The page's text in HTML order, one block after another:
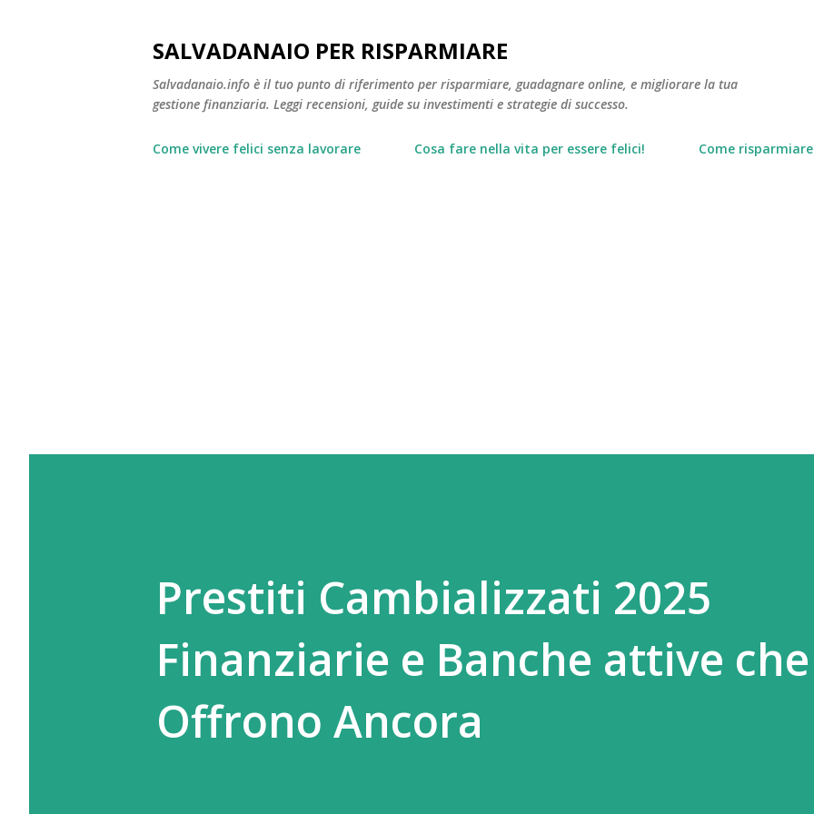
SALVADANAIO PER RISPARMIARE
Salvadanaio.info è il tuo punto di riferimento per risparmiare, guadagnare online, e migliorare la tua
gestione finanziaria. Leggi recensioni, guide su investimenti e strategie di successo.
Come vivere felici senza lavorare Cosa fare nella vita per essere felici! Come
Prestiti Cambializzati 2025
Finanziarie e Banche attive
Offrono Ancora